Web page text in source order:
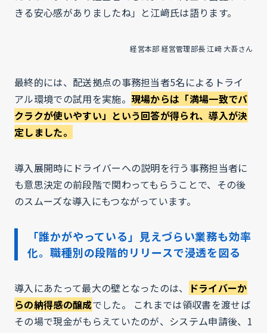
きる安心感がありましたね」と江﨑氏は語ります。
経営本部 経営管理部長 江﨑 大吾さん
最終的には、配送拠点の事務担当者5名によるトライ
アル環境での試用を実施。 現場からは「満場一致でバ
クラクが使いやすい」という回答が得られ、導入が決
定しました。
導入展開時にドライバーへの説明を行う事務担当者に
も意思決定の前段階で関わってもらうことで、その後
のスムーズな導入にもつながっています。
「誰かがやっている」見えづらい業務も効率
化。職種別の段階的リリースで浸透を図る
導入にあたって最大の壁となったのは、
ドライバーか
らの納得感の醸成でした。 これまでは領収書を渡せば
その場で現金がもらえていたのが、システム申請後、1